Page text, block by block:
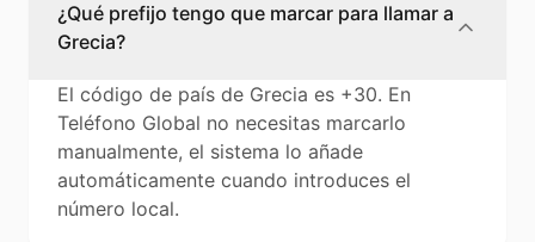
¿Qué prefijo tengo que marcar para llamar a
Grecia?
El código de país de Grecia es +30. En
Teléfono Global no necesitas marcarlo
manualmente, el sistema lo añade
automáticamente cuando introduces el
número local.